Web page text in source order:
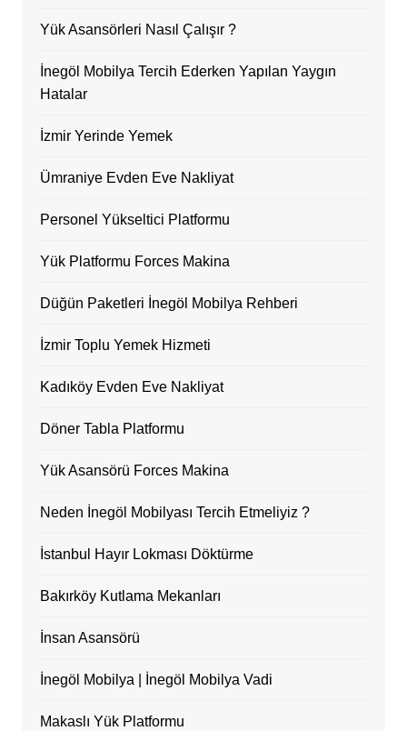
Yük Asansörleri Nasıl Çalışır ?
İnegöl Mobilya Tercih Ederken Yapılan Yaygın
Hatalar
İzmir Yerinde Yemek
Ümraniye Evden Eve Nakliyat
Personel Yükseltici Platformu
Yük Platformu Forces Makina
Düğün Paketleri İnegöl Mobilya Rehberi
İzmir Toplu Yemek Hizmeti
Kadıköy Evden Eve Nakliyat
Döner Tabla Platformu
Yük Asansörü Forces Makina
Neden İnegöl Mobilyası Tercih Etmeliyiz ?
İstanbul Hayır Lokması Döktürme
Bakırköy Kutlama Mekanları
İnsan Asansörü
İnegöl Mobilya | İnegöl Mobilya Vadi
Makaslı Yük Platformu